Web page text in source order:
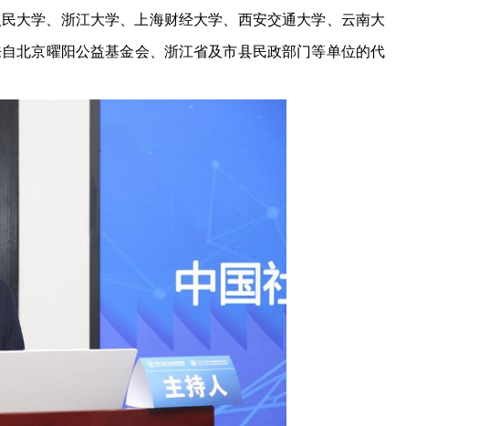
大学、浙江大学、上海财经大学、西安交通大学、云南大
北京曜阳公益基金会、浙江省及市县民政部门等单位的代